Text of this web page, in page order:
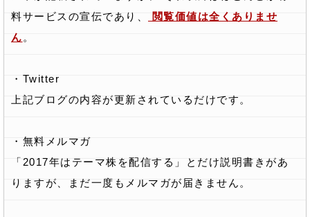
料サービスの宣伝であり、
閲覧価値は全くありませ
ん 。
・Twitter
上記ブログの内容が更新されているだけです。
・無料メルマガ
「2017年はテーマ株を配信する」とだけ説明書きがあ
りますが、まだ一度もメルマガが届きません。